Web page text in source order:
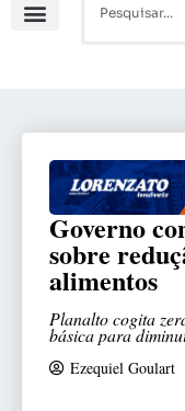
Governo
sobre
alimentos
Planalto cogita
básica para
Ezequiel Goulart